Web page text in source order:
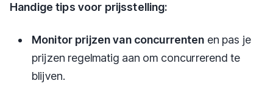
Handige tips voor prijsstelling:
Monitor prijzen van concurrenten en pas je
prijzen regelmatig aan om concurrerend te
blijven.